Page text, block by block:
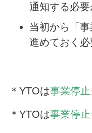
通知する必要
当初から「
進めておく必
＊YTOは事業停
＊YTOは事業停